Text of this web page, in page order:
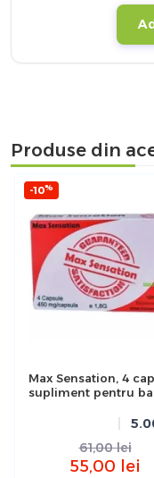
Produse din
-10%
Max Sensation, 4
supliment pentru
61,00 lei
55,00 lei